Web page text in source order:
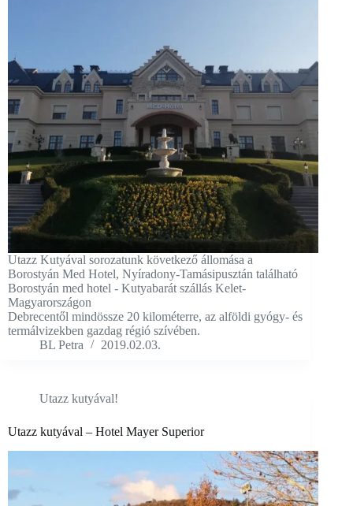
Utazz Kutyával sorozatunk következő állomása a
Borostyán Med Hotel, Nyíradony-Tamásipusztán található
Borostyán med hotel - Kutyabarát szállás Kelet-
Magyarországon
Debrecentől mindössze 20 kilométerre, az alföldi gyógy- és
termálvizekben gazdag régió szívében.
BL Petra
2019.02.03.
Utazz kutyával!
Utazz kutyával – Hotel Mayer Superior